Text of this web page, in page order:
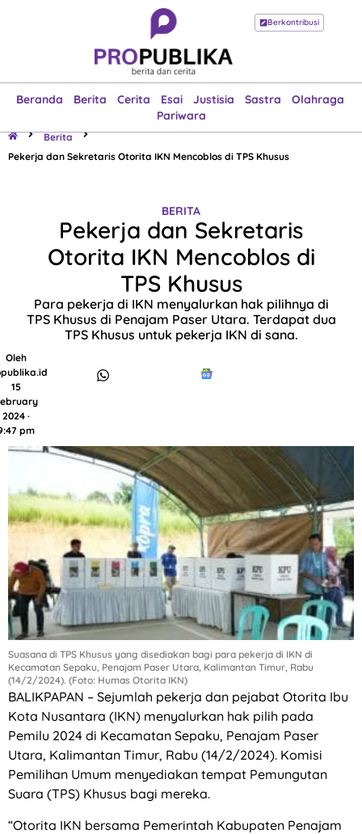
Berkontribusi
Beranda Berita Cerita Esai Justisia Sastra
Olahraga
Pariwara
Beranda
Esai
Justisia
Sastra
Olahraga
Pariwara
Berita
Pekerja dan Sekretaris Otorita IKN Mencoblos di TPS Khusus
BERITA
Pekerja dan Sekretaris
Otorita IKN Mencoblos di
TPS Khusus
Para pekerja di IKN menyalurkan hak pilihnya di
TPS Khusus di Penajam Paser Utara. Terdapat dua
TPS Khusus untuk pekerja IKN di sana.
Oleh
15
2024 ·
pm
Suasana di TPS Khusus yang disediakan bagi para pekerja di IKN di
Kecamatan Sepaku, Penajam Paser Utara, Kalimantan Timur, Rabu
(14/2/2024). (Foto: Humas Otorita IKN)
BALIKPAPAN – Sejumlah pekerja dan pejabat Otorita Ibu
Kota Nusantara (IKN) menyalurkan hak pilih pada
Pemilu 2024 di Kecamatan Sepaku, Penajam Paser
Utara, Kalimantan Timur, Rabu (14/2/2024). Komisi
Pemilihan Umum menyediakan tempat Pemungutan
Suara (TPS) Khusus bagi mereka.
“Otorita IKN bersama Pemerintah Kabupaten Penajam